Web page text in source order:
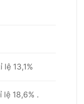
13,1%
18,6% .